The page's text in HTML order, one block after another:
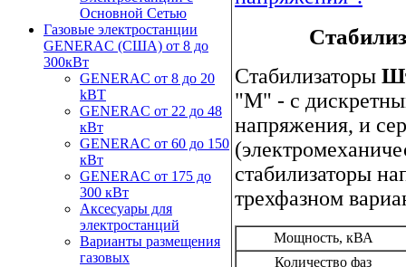
Основной Сетью
Газовые электростанции
GENERAC (США) от 8 до
300кВт
GENERAC от 8 до 20
kBT
GENERAC от 22 до 48
кВт
GENERAC от 60 до 150
кВт
GENERAC от 175 до
300 кВт
Аксесуары для
электростанций
Варианты размещения
газовых
Стабилизаторы
"M" - с
напряжения, и
стабилизаторы
трехфазном
Мощность, кВА
Количество фаз